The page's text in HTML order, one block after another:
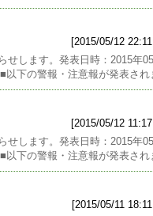
[2015/05/12
せします。発表日時：2015年
以下の警報・注意報が発表され
[2015/05/12
せします。発表日時：2015年
以下の警報・注意報が発表され
[2015/05/11